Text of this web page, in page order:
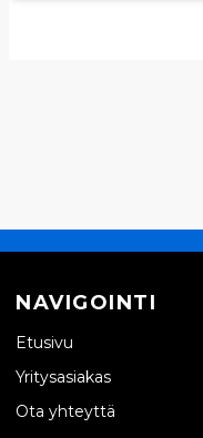
NAVIGOINTI
Etusivu
Yritysasiakas
Ota yhteyttä